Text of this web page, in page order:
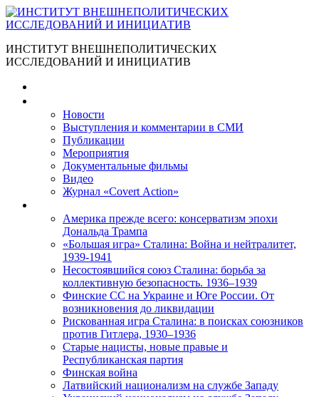
ИНСТИТУТ ВНЕШНЕПОЛИТИЧЕСКИХ
ИССЛЕДОВАНИЙ И ИНИЦИАТИВ
Новости
Выступления и коммента­рии в СМИ
Публикации
Мероприятия
Документальные фильмы
Видео
Журнал «Covert Action»
Америка прежде всего: консерватизм эпохи
Дональда Трампа
«Большая игра» Сталина: Война и нейтралитет,
1939-1941
Несостоявшийся союз Сталина: борьба за
коллективную безопасность. 1936–1939
Финские СС на Украине и Юге России. От
возникновения до ликвидации
Рискованная игра Сталина: в поисках союзников
против Гитлера, 1930–1936
Старые нацисты, новые правые и
Республиканская партия
Финская война
Латвийский национализм на службе Западу